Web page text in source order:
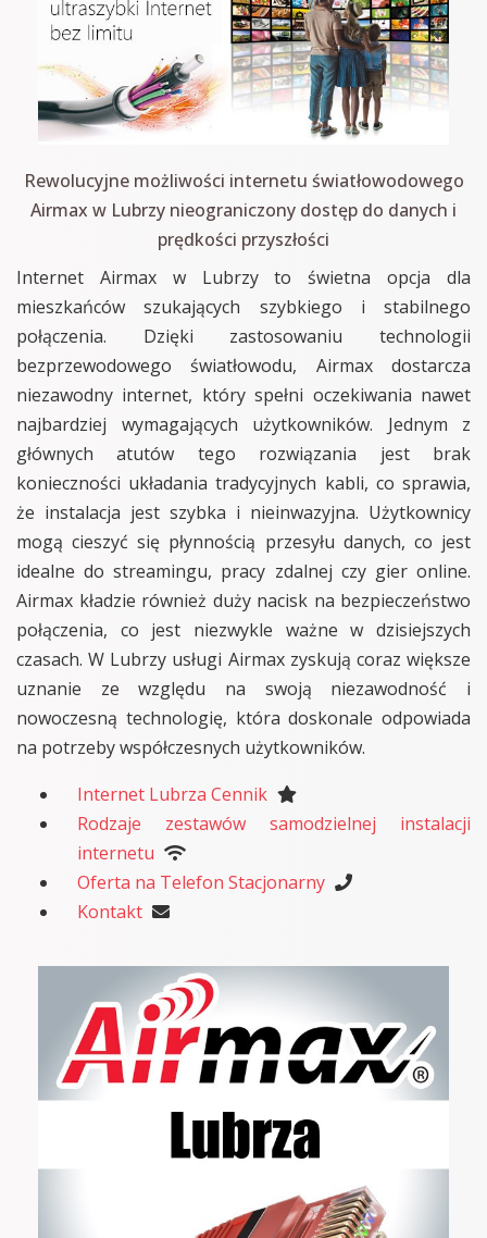
Rewolucyjne możliwości internetu światłowodowego
Airmax w Lubrzy nieograniczony dostęp do danych i
prędkości przyszłości
Internet Airmax w Lubrzy to świetna opcja dla
mieszkańców szukających szybkiego i stabilnego
połączenia. Dzięki zastosowaniu technologii
bezprzewodowego światłowodu, Airmax dostarcza
niezawodny internet, który spełni oczekiwania nawet
najbardziej wymagających użytkowników. Jednym z
głównych atutów tego rozwiązania jest brak
konieczności układania tradycyjnych kabli, co sprawia,
że instalacja jest szybka i nieinwazyjna. Użytkownicy
mogą cieszyć się płynnością przesyłu danych, co jest
idealne do streamingu, pracy zdalnej czy gier online.
Airmax kładzie również duży nacisk na bezpieczeństwo
połączenia, co jest niezwykle ważne w dzisiejszych
czasach. W Lubrzy usługi Airmax zyskują coraz większe
uznanie ze względu na swoją niezawodność i
nowoczesną technologię, która doskonale odpowiada
na potrzeby współczesnych użytkowników.
Internet Lubrza Cennik
Rodzaje zestawów samodzielnej instalacji
internetu
Oferta na Telefon Stacjonarny
Kontakt